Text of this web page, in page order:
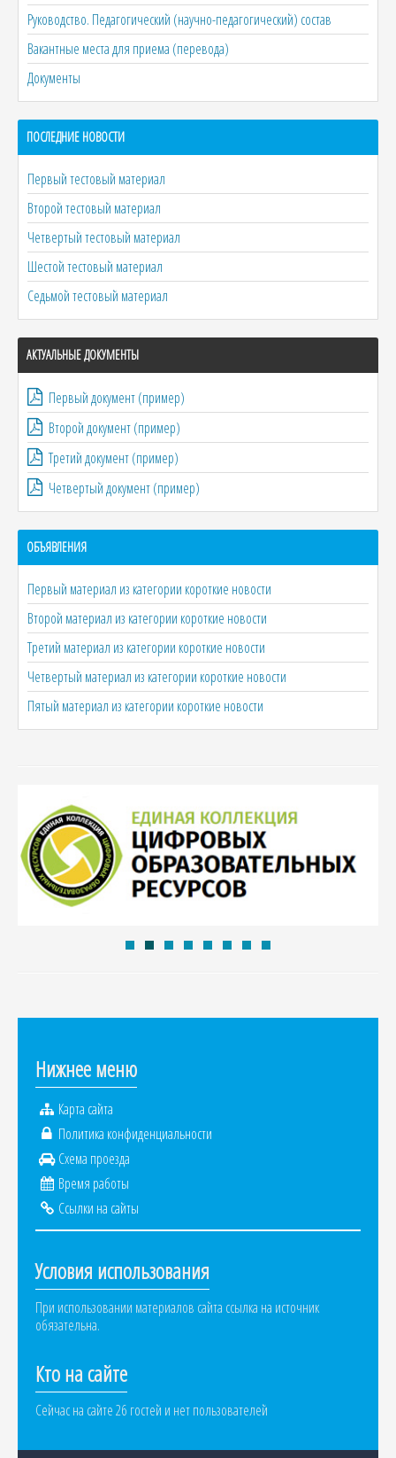
Руководство. Педагогический (научно-педагогический) состав
Вакантные места для приема (перевода)
Документы
ПОСЛЕДНИЕ НОВОСТИ
Первый тестовый материал
Второй тестовый материал
Четвертый тестовый материал
Шестой тестовый материал
Седьмой тестовый материал
АКТУАЛЬНЫЕ ДОКУМЕНТЫ
Первый документ (пример)
Второй документ (пример)
Третий документ (пример)
Четвертый документ (пример)
ОБЪЯВЛЕНИЯ
Первый материал из категории короткие новости
Второй материал из категории короткие новости
Третий материал из категории короткие новости
Четвертый материал из категории короткие новости
Пятый материал из категории короткие новости
Нижнее меню
Карта сайта
Политика конфиденциальности
Схема проезда
Время работы
Ссылки на сайты
Условия использования
При использовании материалов сайта ссылка на источник
обязательна.
Кто на сайте
Сейчас на сайте 26 гостей и нет пользователей